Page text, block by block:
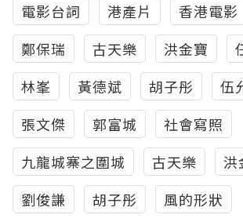
電影台詞
港產片 香港電影
鄭保瑞
古天樂 洪金寶
林峯
黃德斌 胡子彤
伍
張文傑
郭富城
社會寫照
九龍城寨之圍城
古天樂
洪
劉俊謙
胡子彤 風的形狀